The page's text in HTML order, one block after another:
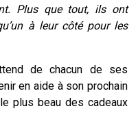
Plus que tout, ils ont
à leur côté pour les
de chacun de ses
en aide à son prochain
plus beau des cadeaux